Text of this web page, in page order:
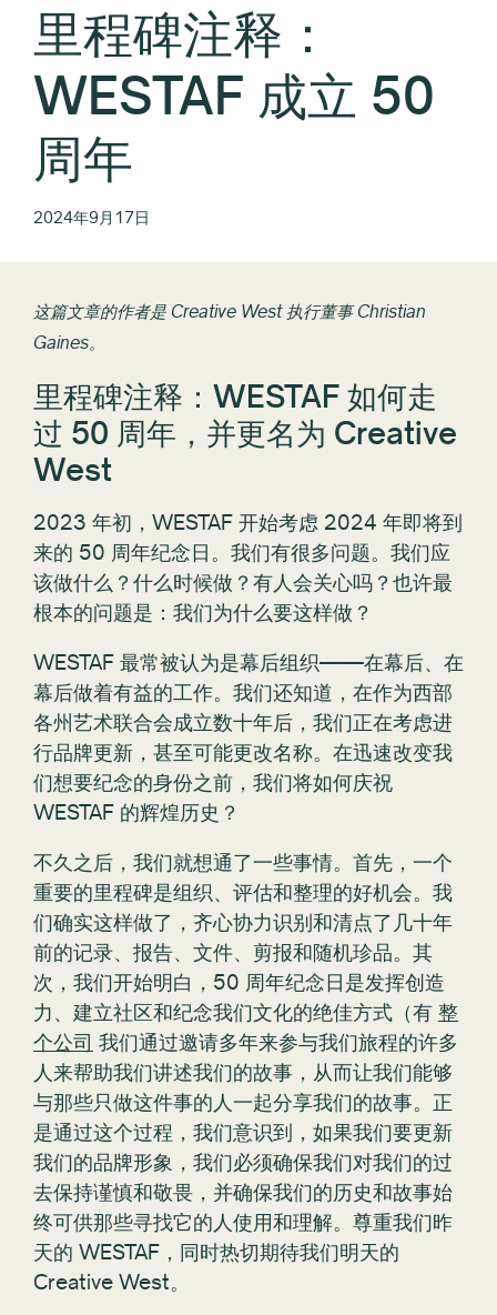
里程碑注释：
WESTAF 成立 50
周年
2024年9月17日
这篇文章的作者是 Creative West 执行董事 Christian
Gaines。
里程碑注释：WESTAF 如何走
过 50 周年，并更名为 Creative
West
2023 年初，WESTAF 开始考虑 2024 年即将到
来的 50 周年纪念日。我们有很多问题。我们应
该做什么？什么时候做？有人会关心吗？也许最
根本的问题是：我们为什么要这样做？
WESTAF 最常被认为是幕后组织——在幕后、在
幕后做着有益的工作。我们还知道，在作为西部
各州艺术联合会成立数十年后，我们正在考虑进
行品牌更新，甚至可能更改名称。在迅速改变我
们想要纪念的身份之前，我们将如何庆祝
WESTAF 的辉煌历史？
不久之后，我们就想通了一些事情。首先，一个
重要的里程碑是组织、评估和整理的好机会。我
们确实这样做了，齐心协力识别和清点了几十年
前的记录、报告、文件、剪报和随机珍品。其
次，我们开始明白，50 周年纪念日是发挥创造
力、建立社区和纪念我们文化的绝佳方式（有 整
个公司 我们通过邀请多年来参与我们旅程的许多
人来帮助我们讲述我们的故事，从而让我们能够
与那些只做这件事的人一起分享我们的故事。正
是通过这个过程，我们意识到，如果我们要更新
我们的品牌形象，我们必须确保我们对我们的过
去保持谨慎和敬畏，并确保我们的历史和故事始
终可供那些寻找它的人使用和理解。尊重我们昨
天的 WESTAF，同时热切期待我们明天的
Creative West。